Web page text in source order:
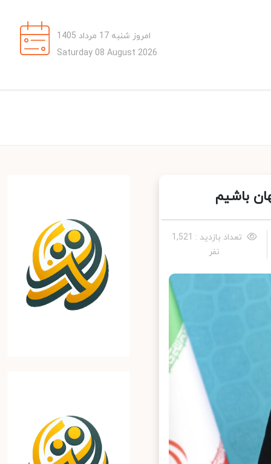
امروز شنبه 17 مرداد 1405
Saturday 08 August 2026
باشیم
تعداد بازدید : 1,521
نفر